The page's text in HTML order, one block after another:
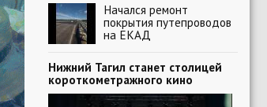
Начался ремонт
покрытия путепроводов
на ЕКАД
Нижний Тагил станет столицей
короткометражного кино